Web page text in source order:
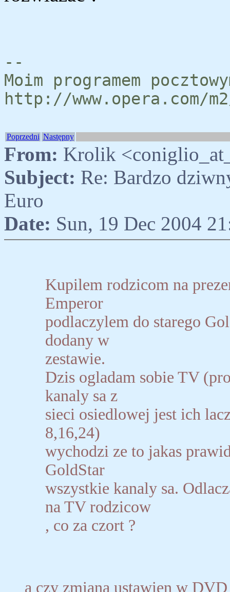
--
Moim programem
http://www.opera.com/
Poprzedni Następny
From: Krolik
Subject: Re: Bardzo
Euro
Date: Sun, 19 Dec 2004
Kupilem rodzicom na
Emperor
podlaczylem do starego
dodany w
zestawie.
Dzis ogladam sobie TV
kanaly sa z
sieci osiedlowej jest ich
8,16,24)
wychodzi ze to jakas
GoldStar
wszystkie kanaly sa.
na TV rodzicow
, co za czort ?
a czy zmiana ustawien w